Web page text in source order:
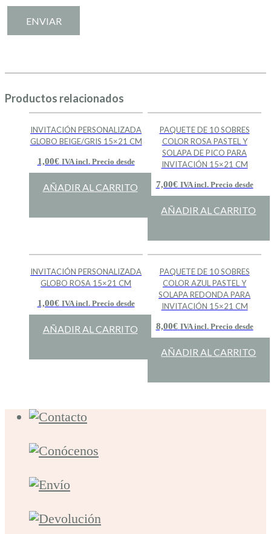
Productos relacionados
INVITACIÓN PERSONALIZADA
GLOBO BEIGE/GRIS 15×21 CM
1,00€ IVA incl. Precio desde
AÑADIR AL CARRITO
PAQUETE DE 10 SOBRES
COLOR ROSA PASTEL Y
SOLAPA DE PICO PARA
INVITACIÓN 15×21 CM
7,00€ IVA incl. Precio desde
AÑADIR AL CARRITO
INVITACIÓN PERSONALIZADA
GLOBO ROSA 15×21 CM
1,00€ IVA incl. Precio desde
AÑADIR AL CARRITO
PAQUETE DE 10 SOBRES
COLOR AZUL PASTEL Y
SOLAPA REDONDA PARA
INVITACIÓN 15×21 CM
8,00€ IVA incl. Precio desde
AÑADIR AL CARRITO